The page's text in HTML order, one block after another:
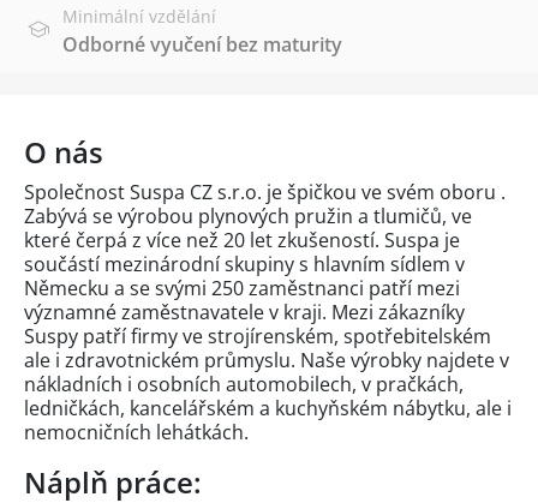
Minimální vzdělání
Odborné vyučení bez maturity
O nás
Společnost Suspa CZ s.r.o. je špičkou ve svém oboru .
Zabývá se výrobou plynových pružin a tlumičů, ve
které čerpá z více než 20 let zkušeností. Suspa je
součástí mezinárodní skupiny s hlavním sídlem v
Německu a se svými 250 zaměstnanci patří mezi
významné zaměstnavatele v kraji. Mezi zákazníky
Suspy patří firmy ve strojírenském, spotřebitelském
ale i zdravotnickém průmyslu. Naše výrobky najdete v
nákladních i osobních automobilech, v pračkách,
ledničkách, kancelářském a kuchyňském nábytku, ale i
nemocničních lehátkách.
Náplň práce: